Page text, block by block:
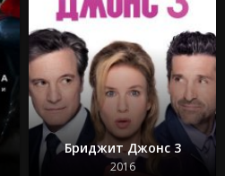
Бриджит Джонс 3
2016